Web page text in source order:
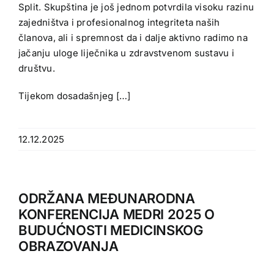
Split. Skupština je još jednom potvrdila visoku razinu
zajedništva i profesionalnog integriteta naših
članova, ali i spremnost da i dalje aktivno radimo na
jačanju uloge liječnika u zdravstvenom sustavu i
društvu.
Tijekom dosadašnjeg […]
12.12.2025
ODRŽANA MEĐUNARODNA
KONFERENCIJA MEDRI 2025 O
BUDUĆNOSTI MEDICINSKOG
OBRAZOVANJA